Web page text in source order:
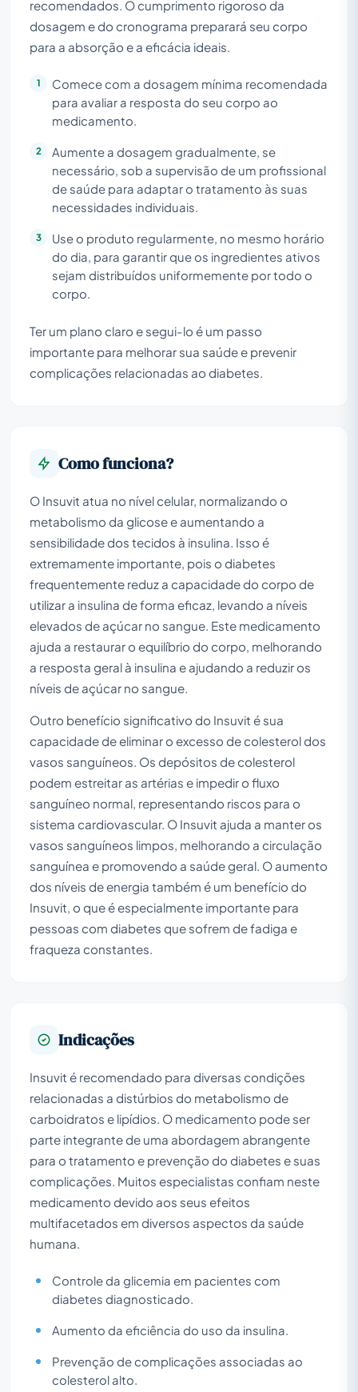
recomendados. O cumprimento rigoroso da
dosagem e do cronograma preparará seu corpo
para a absorção e a eficácia ideais.
Comece com a dosagem mínima recomendada
para avaliar a resposta do seu corpo ao
medicamento.
Aumente a dosagem gradualmente, se
necessário, sob a supervisão de um profissional
de saúde para adaptar o tratamento às suas
necessidades individuais.
Use o produto regularmente, no mesmo horário
do dia, para garantir que os ingredientes ativos
sejam distribuídos uniformemente por todo o
corpo.
Ter um plano claro e segui-lo é um passo
importante para melhorar sua saúde e prevenir
complicações relacionadas ao diabetes.
Como funciona?
O Insuvit atua no nível celular, normalizando o
metabolismo da glicose e aumentando a
sensibilidade dos tecidos à insulina. Isso é
extremamente importante, pois o diabetes
frequentemente reduz a capacidade do corpo de
utilizar a insulina de forma eficaz, levando a níveis
elevados de açúcar no sangue. Este medicamento
ajuda a restaurar o equilíbrio do corpo, melhorando
a resposta geral à insulina e ajudando a reduzir os
níveis de açúcar no sangue.
Outro benefício significativo do Insuvit é sua
capacidade de eliminar o excesso de colesterol dos
vasos sanguíneos. Os depósitos de colesterol
podem estreitar as artérias e impedir o fluxo
sanguíneo normal, representando riscos para o
sistema cardiovascular. O Insuvit ajuda a manter os
vasos sanguíneos limpos, melhorando a circulação
sanguínea e promovendo a saúde geral. O aumento
dos níveis de energia também é um benefício do
Insuvit, o que é especialmente importante para
pessoas com diabetes que sofrem de fadiga e
fraqueza constantes.
Indicações
Insuvit é recomendado para diversas condições
relacionadas a distúrbios do metabolismo de
carboidratos e lipídios. O medicamento pode ser
parte integrante de uma abordagem abrangente
para o tratamento e prevenção do diabetes e suas
complicações. Muitos especialistas confiam neste
medicamento devido aos seus efeitos
multifacetados em diversos aspectos da saúde
humana.
Controle da glicemia em pacientes com
diabetes diagnosticado.
Aumento da eficiência do uso da insulina.
Prevenção de complicações associadas ao
colesterol alto.